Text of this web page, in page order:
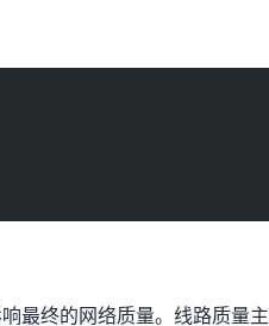
最终的网络质量。线路质量